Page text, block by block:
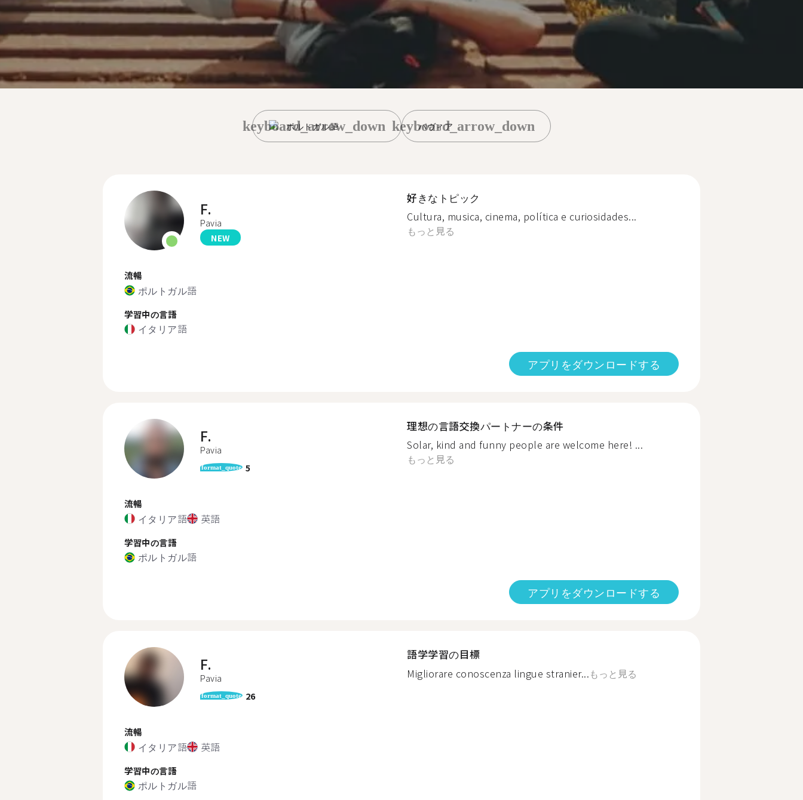
ポルトガル語
keyboard_arrow_down パヴィア
keyboard_arrow_down
F.
Pavia
NEW
流暢
ポルトガル語
学習中の言語
イタリア語
好きなトピック
Cultura, musica, cinema, política e curiosidades...
もっと見る
アプリをダウンロードする
F.
Pavia
format_quote 5
流暢
イタリア語 英語
学習中の言語
ポルトガル語
理想の言語交換パートナーの条件
Solar, kind and funny people are welcome here! ...
もっと見る
アプリをダウンロードする
F.
Pavia
format_quote 26
流暢
イタリア語 英語
学習中の言語
ポルトガル語
語学学習の目標
Migliorare conoscenza lingue stranier...もっと見る